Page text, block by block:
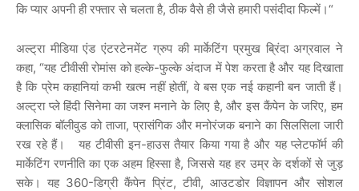
कि प्यार अपनी ही रफ्तार से चलता है, ठीक वैसे ही जैसे हमारी पसंदीदा फिल्में।“
अल्ट्रा मीडिया एंड एंटरटेनमेंट ग्रुप की मार्केटिंग प्रमुख ब्रिंदा अग्रवाल ने
कहा, “यह टीवीसी रोमांस को हल्के-फुल्के अंदाज में पेश करता है और यह दिखाता
है कि प्रेम कहानियां कभी खत्म नहीं होतीं, वे बस एक नई कहानी बन जाती हैं।
अल्ट्रा प्ले हिंदी सिनेमा का जश्न मनाने के लिए है,और इस कैंपेन के जरिए,हम
क्लासिक बॉलीवुड को ताजा, प्रासंगिक और मनोरंजक बनाने का सिलसिला जारी
रख रहे हैं। यह टीवीसी इन-हाउस तैयार किया गया है और यह प्लेटफॉर्म की
मार्केटिंग रणनीति का एक अहम हिस्सा है,जिससे यह हर उम्र के दर्शकों से जुड़
सके। यह360-डिग्री कैंपेन प्रिंट, टीवी, आउटडोर विज्ञापन और सोशल